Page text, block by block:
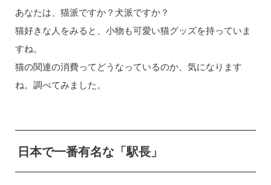
あなたは、猫派ですか？犬派ですか？
猫好きな人をみると、小物も可愛い猫グッズを持っていま
すね。
猫の関連の消費ってどうなっているのか、気になります
ね。調べてみました。
日本で一番有名な「駅長」